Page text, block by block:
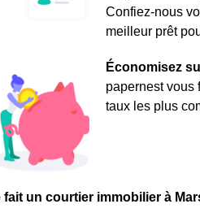
Confiez-nous
meilleur prêt
Économisez
papernest vous
taux les plus
fait un courtier immobilier à